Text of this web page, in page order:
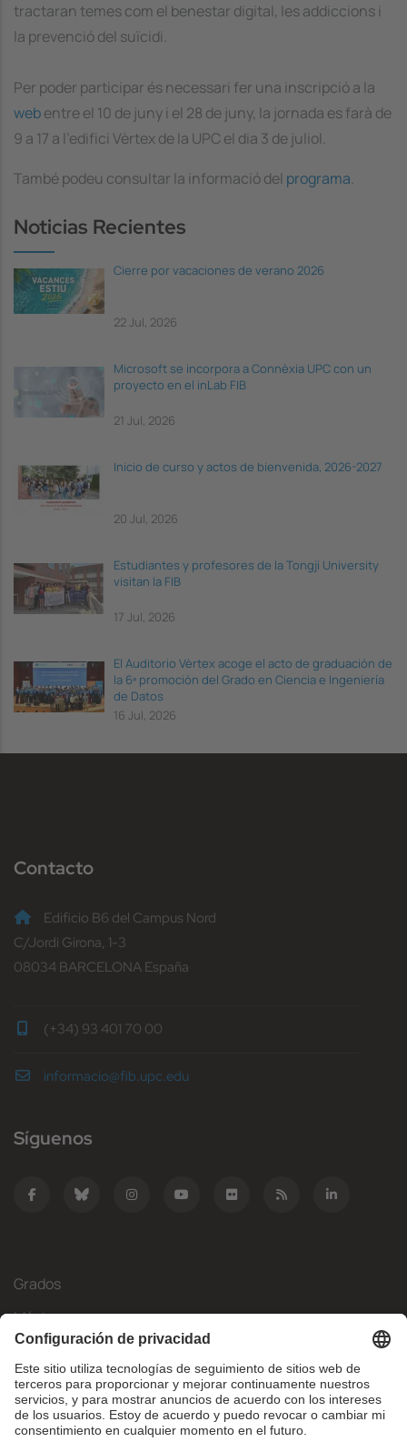
tractaran temes com el benestar digital, les addiccions i
la prevenció del suïcidi.
Per poder participar és necessari fer una inscripció a la
webentre el 10 de juny i el 28 de juny, la jornada es farà de
9 a 17 a l'edifici Vèrtex de la UPC el dia 3 de juliol.
També podeu consultar la informació del programa.
Noticias Recientes
Cierre por vacaciones de verano 2026
22 Jul, 2026
Microsoft se incorpora a Connèxia UPC con un
proyecto en el inLab FIB
21 Jul, 2026
Inicio de curso y actos de bienvenida, 2026-2027
20 Jul, 2026
Estudiantes y profesores de la Tongji University
visitan la FIB
17 Jul, 2026
El Auditorio Vèrtex acoge el acto de graduación de
la 6ª promoción del Grado en Ciencia e Ingeniería
de Datos
16 Jul, 2026
Contacto
Edificio B6 del Campus Nord
C/Jordi Girona, 1-3
08034 BARCELONA España
(+34) 93 401 70 00
informacio@fib.upc.edu
Síguenos
Grados
Másteres
Movilidad Internacional
Investigación
Empresa